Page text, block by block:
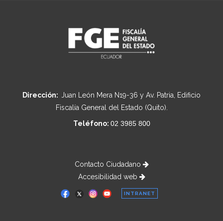
Dirección: Juan León Mera N19-36 y Av. Patria, Edificio
Fiscalía General del Estado (Quito).
Teléfono: 02 3985 800
Contacto Ciudadano
Accesibilidad web
INTRANET